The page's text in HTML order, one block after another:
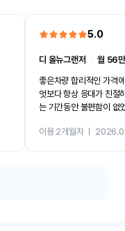
5.0
디 올뉴그랜저 ㅣ월 56
좋은차량 합리적인 가격
엇보다 항상 응대가 친절
는 기간동안 불편함이 없
카 렌트 고민없이 강추합
이용 2개월차ㅣ